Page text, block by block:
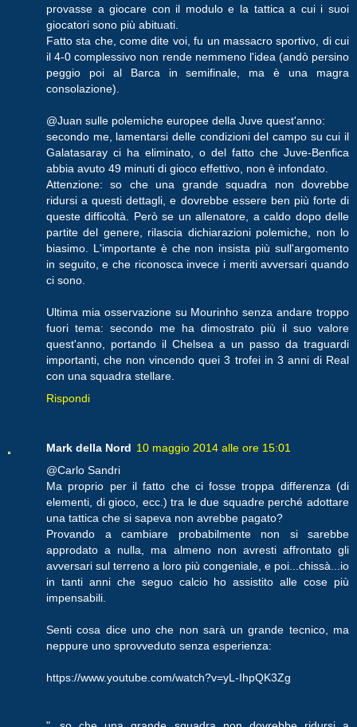
provasse a giocare con il modulo e la tattica a cui i suoi
giocatori sono più abituati.
Fatto sta che, come dite voi, fu un massacro sportivo, di cui
il 4-0 complessivo non rende nemmeno l'idea (andò persino
peggio poi al Barca in semifinale, ma è una magra
consolazione).
@Juan sulle polemiche europee della Juve quest'anno:
secondo me, lamentarsi delle condizioni del campo su cui il
Galatasaray ci ha eliminato, o del fatto che Juve-Benfica
abbia avuto 49 minuti di gioco effettivo, non è infondato.
Attenzione: so che una grande squadra non dovrebbe
ridursi a questi dettagli, e dovrebbe essere ben più forte di
queste difficoltà. Però se un allenatore, a caldo dopo delle
partite del genere, rilascia dichiarazioni polemiche, non lo
biasimo. L'importante è che non insista più sull'argomento
in seguito, e che riconosca invece i meriti avversari quando
ci sono.
Ultima mia osservazione su Mourinho senza andare troppo
fuori tema: secondo me ha dimostrato più il suo valore
quest'anno, portando il Chelsea a un passo da traguardi
importanti, che non vincendo quei 3 trofei in 3 anni di Real
con una squadra stellare.
Rispondi
Mark della Nord 10 maggio 2014 alle ore 15:01
@Carlo Sandri
Ma proprio per il fatto che ci fosse troppa differenza (di
elementi, di gioco, ecc.) tra le due squadre perché adottare
una tattica che si sapeva non avrebbe pagato?
Provando a cambiare probabilmente non si sarebbe
approdato a nulla, ma almeno non avresti affrontato gli
avversari sul terreno a loro più congeniale, e poi...chissà...io
in tanti anni che seguo calcio ho assistito alle cose più
impensabili.
Senti cosa dice uno che non sarà un grande tecnico, ma
neppure uno sprovveduto senza esperienza:
https://www.youtube.com/watch?v=yL-IhpQK3Zg